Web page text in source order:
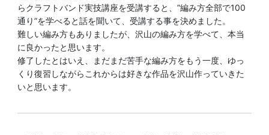
らクラフトバンド実技講座を受講すると、”編み方全部で100
通り”を学べると話を聞いて、受講する事を決めました。
難しい編み方もありましたが、沢山の編み方を学べて、本当
に良かったと思います。
修了したとはいえ、まだまだ苦手な編み方をもう一度、ゆっ
くり復習しながらこれからは好きな作品を沢山作っていきた
いと思います。